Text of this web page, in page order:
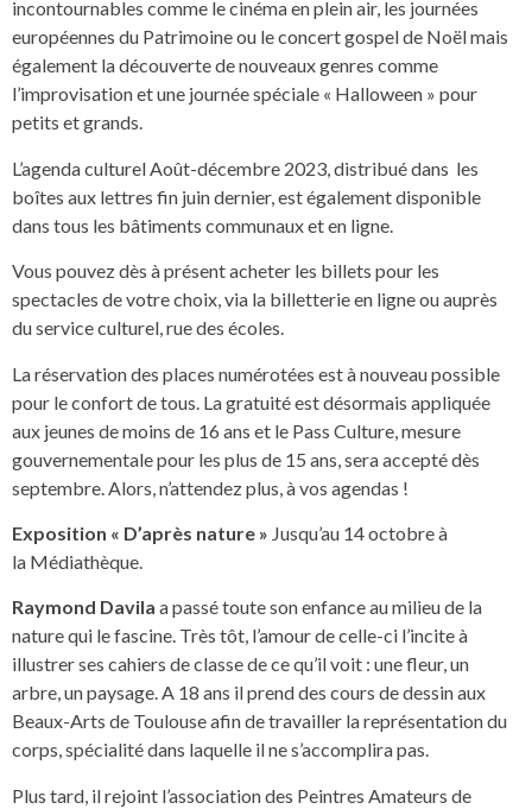
incontournables comme le cinéma en plein air, les journées
européennes du Patrimoine ou le concert gospel de Noël mais
également la découverte de nouveaux genres comme
l’improvisation et une journée spéciale « Halloween » pour
petits et grands.
L’agenda culturel Août-décembre 2023, distribué dans les
boîtes aux lettres fin juin dernier, est également disponible
dans tous les bâtiments communaux et en ligne.
Vous pouvez dès à présent acheter les billets pour les
spectacles de votre choix, via la billetterie en ligne ou auprès
du service culturel, rue des écoles.
La réservation des places numérotées est à nouveau possible
pour le confort de tous. La gratuité est désormais appliquée
aux jeunes de moins de 16 ans et le Pass Culture, mesure
gouvernementale pour les plus de 15 ans, sera accepté dès
septembre. Alors, n’attendez plus, à vos agendas !
Exposition « D’après nature » Jusqu’au 14 octobre à
la Médiathèque.
Raymond Davila a passé toute son enfance au milieu de la
nature qui le fascine. Très tôt, l’amour de celle-ci l’incite à
illustrer ses cahiers de classe de ce qu’il voit : une fleur, un
arbre, un paysage. A 18 ans il prend des cours de dessin aux
Beaux-Arts de Toulouse afin de travailler la représentation du
corps, spécialité dans laquelle il ne s’accomplira pas.
Plus tard, il rejoint l’association des Peintres Amateurs de